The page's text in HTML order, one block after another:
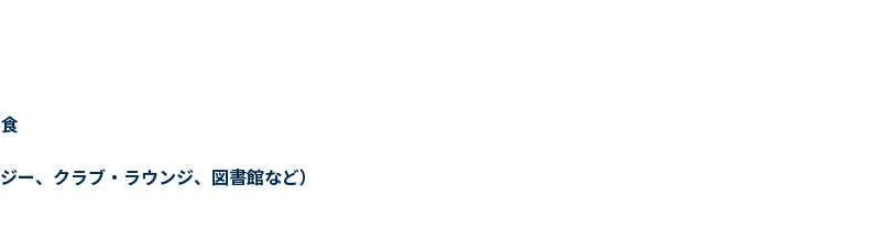
、クラブ・ラウンジ、図書館など）